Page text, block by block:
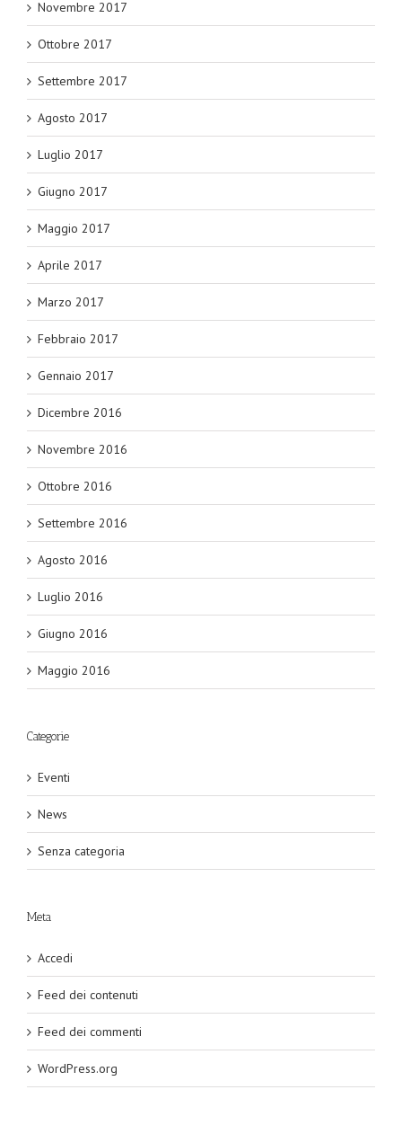
Novembre 2017
Ottobre 2017
Settembre 2017
Agosto 2017
Luglio 2017
Giugno 2017
Maggio 2017
Aprile 2017
Marzo 2017
Febbraio 2017
Gennaio 2017
Dicembre 2016
Novembre 2016
Ottobre 2016
Settembre 2016
Agosto 2016
Luglio 2016
Giugno 2016
Maggio 2016
Categorie
Eventi
News
Senza categoria
Meta
Accedi
Feed dei contenuti
Feed dei commenti
WordPress.org